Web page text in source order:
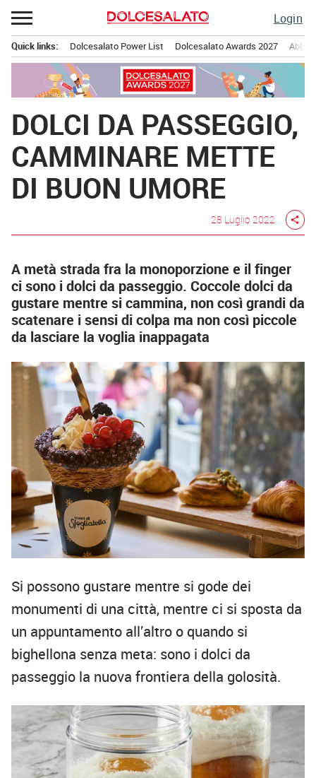
Passa
al
contenuto
Login
principale
Quick links: Dolcesalato Power List Dolcesalato Awards 2027
DOLCI DA PASSEGGIO,
CAMMINARE METTE
DI BUON UMORE
28 Luglio 2022 share
A metà strada fra la monoporzione e il finger
ci sono i dolci da passeggio. Coccole dolci da
gustare mentre si cammina, non così grandi da
scatenare i sensi di colpa ma non così piccole
da lasciare la voglia inappagata
Si possono gustare mentre si gode dei
monumenti di una città, mentre ci si sposta da
un appuntamento all’altro o quando si
bighellona senza meta: sono i dolci da
passeggio la nuova frontiera della golosità.